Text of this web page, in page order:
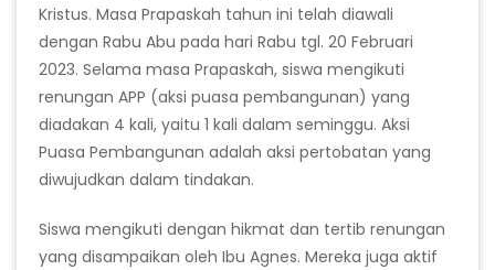
Kristus. Masa Prapaskah tahun ini telah diawali
dengan Rabu Abu pada hari Rabu tgl. 20 Februari
2023. Selama masa Prapaskah, siswa mengikuti
renungan APP (aksi puasa pembangunan) yang
diadakan 4 kali, yaitu 1 kali dalam seminggu. Aksi
Puasa Pembangunan adalah aksi pertobatan yang
diwujudkan dalam tindakan.
Siswa mengikuti dengan hikmat dan tertib renungan
yang disampaikan oleh Ibu Agnes. Mereka juga aktif